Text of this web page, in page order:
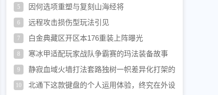
5 因何选项重塑与复刻山海经将
6 远程攻击损伤型玩法引见
7 白金典藏区开区本176重装上阵曝光
8 寒冰甲适配玩家战队争霸赛的玛法装备故事
9
静寂血域火墙打法套路独树一帜差异化打架的
最中心办法
10
北通下这款键盘的个人运用体验，终究在外设